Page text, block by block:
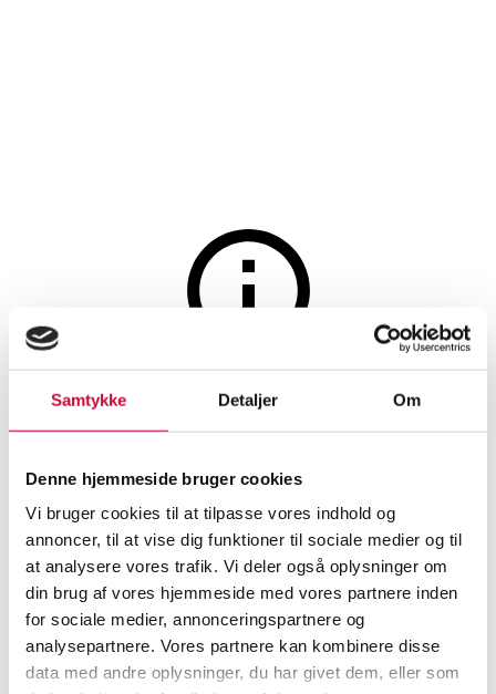
Samtykke Detaljer Om
Denne hjemmeside bruger cookies
Vi bruger cookies til at tilpasse vores indhold og
annoncer, til at vise dig funktioner til sociale medier og til
at analysere vores trafik. Vi deler også oplysninger om
din brug af vores hjemmeside med vores partnere inden
for sociale medier, annonceringspartnere og
analysepartnere. Vores partnere kan kombinere disse
data med andre oplysninger, du har givet dem, eller som
Modern pictorial arts
Viggo Langer: Party from
Menton - oil on canvas
SHOWROOMESTIMATE
5,000
ITEM NUMBER
Description